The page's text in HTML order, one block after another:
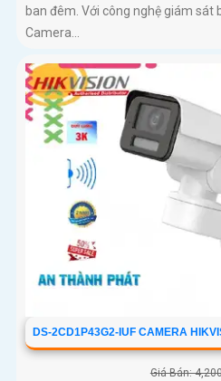
ban đêm. Với công nghệ giám sát
Camera...
DS-2CD1P43G2-IUF CAMERA
Giá Bán: